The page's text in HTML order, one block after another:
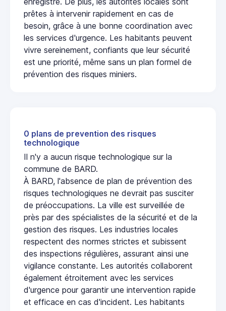
prêtes à intervenir rapidement en cas de
besoin, grâce à une bonne coordination avec
les services d'urgence. Les habitants peuvent
vivre sereinement, confiants que leur sécurité
est une priorité, même sans un plan formel de
prévention des risques miniers.
0 plans de prevention des risques
technologique
Il n'y a aucun risque technologique sur la
commune de BARD.
À BARD, l'absence de plan de prévention des
risques technologiques ne devrait pas susciter
de préoccupations. La ville est surveillée de
près par des spécialistes de la sécurité et de la
gestion des risques. Les industries locales
respectent des normes strictes et subissent
des inspections régulières, assurant ainsi une
vigilance constante. Les autorités collaborent
également étroitement avec les services
d'urgence pour garantir une intervention rapide
et efficace en cas d'incident. Les habitants